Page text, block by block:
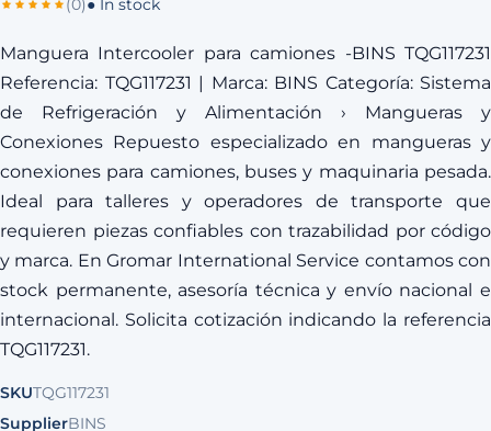
Manguera Intercooler para camiones -BINS TQG117231
Referencia: TQG117231 | Marca: BINS Categoría: Sistema
de Refrigeración y Alimentación › Mangueras y
Conexiones Repuesto especializado en mangueras y
conexiones para camiones, buses y maquinaria pesada.
Ideal para talleres y operadores de transporte que
requieren piezas confiables con trazabilidad por código
y marca. En Gromar International Service contamos con
stock permanente, asesoría técnica y envío nacional e
internacional. Solicita cotización indicando la referencia
TQG117231.
SKUTQG117231
SupplierBINS